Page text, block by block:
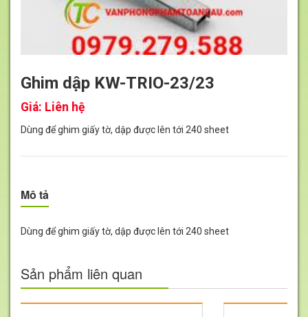
Ghim dập KW-TRIO-23/23
Giá: Liên hệ
Dùng để ghim giấy tờ, dập được lên tới 240 sheet
Mô tả
Dùng để ghim giấy tờ, dập được lên tới 240 sheet
Sản phẩm liên quan